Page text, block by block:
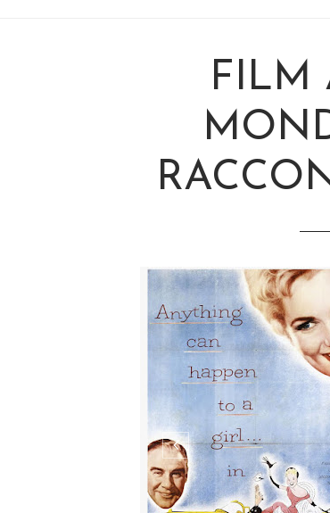
FILM